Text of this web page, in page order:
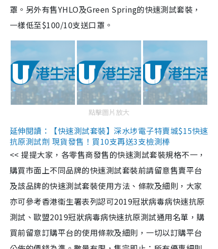
罩。另外有售YHLO及Green Spring的快速測試套裝，
一樣低至$100/10支送口罩。
點擊圖片放大
延伸閱讀：【快速測試套裝】深水埗電子特賣城$15快速
抗原測試劑 現貨發售！買10支再送3支檢測棒
<< 提提大家，各零售商發售的快速測試套裝規格不一，
購買市面上不同品牌的快速測試套裝前請留意售賣平台
及該品牌的快速測試套裝使用方法、條款及細則，大家
亦可參考香港衞生署表列認可2019冠狀病毒病快速抗原
測試、歐盟2019冠狀病毒病快速抗原測試通用名單，購
買前留意訂購平台的使用條款及細則，一切以訂購平台